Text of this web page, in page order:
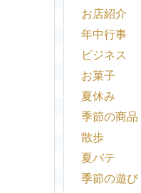
お店紹介
年中行事
ビジネス
お菓子
夏休み
季節の商品
散歩
夏バテ
季節の遊び